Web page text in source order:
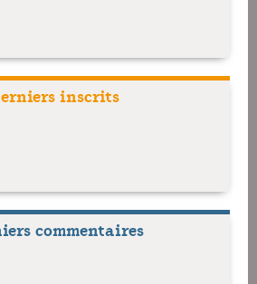
inscrits
commentaires